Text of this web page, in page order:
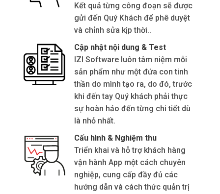
Kết quả từng công đoạn sẽ được
gửi đến Quý Khách để phê duyệt
và chỉnh sửa kịp thời..
Cập nhật nội dung & Test
IZI Software luôn tâm niệm mỗi
sản phẩm như một đứa con tinh
thần do mình tạo ra, do đó, trước
khi đến tay Quý khách phải thực
sự hoàn hảo đến từng chi tiết dù
là nhỏ nhất.
Cấu hình & Nghiệm thu
Triển khai và hỗ trợ khách hàng
vận hành App một cách chuyên
nghiệp, cung cấp đầy đủ các
hướng dẫn và cách thức quản trị